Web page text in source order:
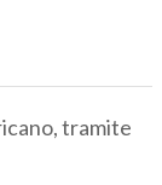
tramite